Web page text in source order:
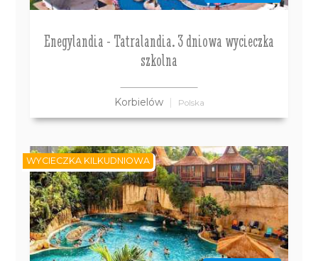
Enegylandia - Tatralandia. 3 dniowa wycieczka
szkolna
Korbielów Polska
WYCIECZKA KILKUDNIOWA